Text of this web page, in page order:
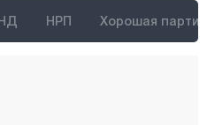
НРП Хорошая партия